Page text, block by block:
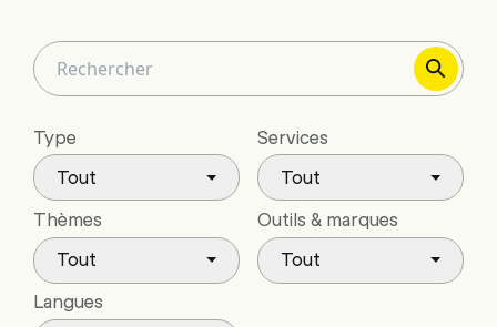
Type
Tout
Services
Tout
Thèmes
Tout
Outils & marques
Tout
Langues